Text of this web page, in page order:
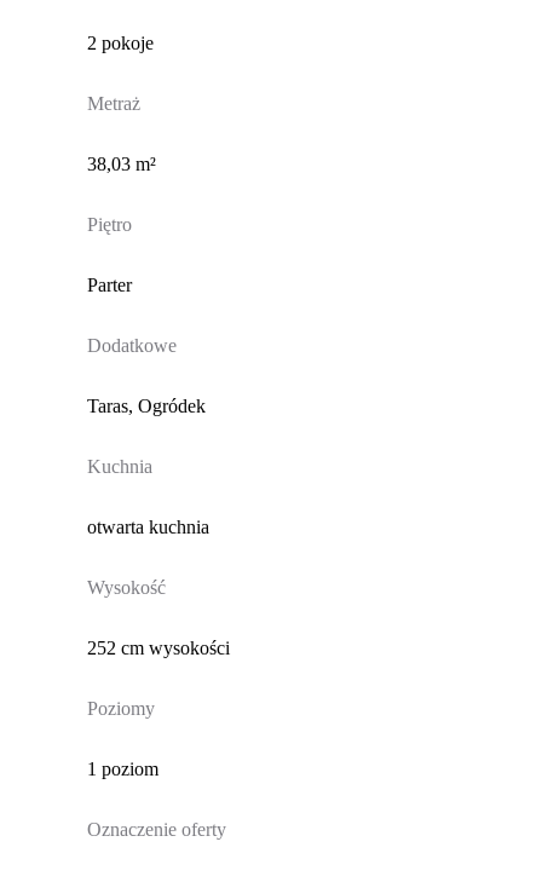
2 pokoje
Metraż
38,03 m²
Piętro
Parter
Dodatkowe
Taras, Ogródek
Kuchnia
otwarta kuchnia
Wysokość
252 cm wysokości
Poziomy
1 poziom
Oznaczenie oferty